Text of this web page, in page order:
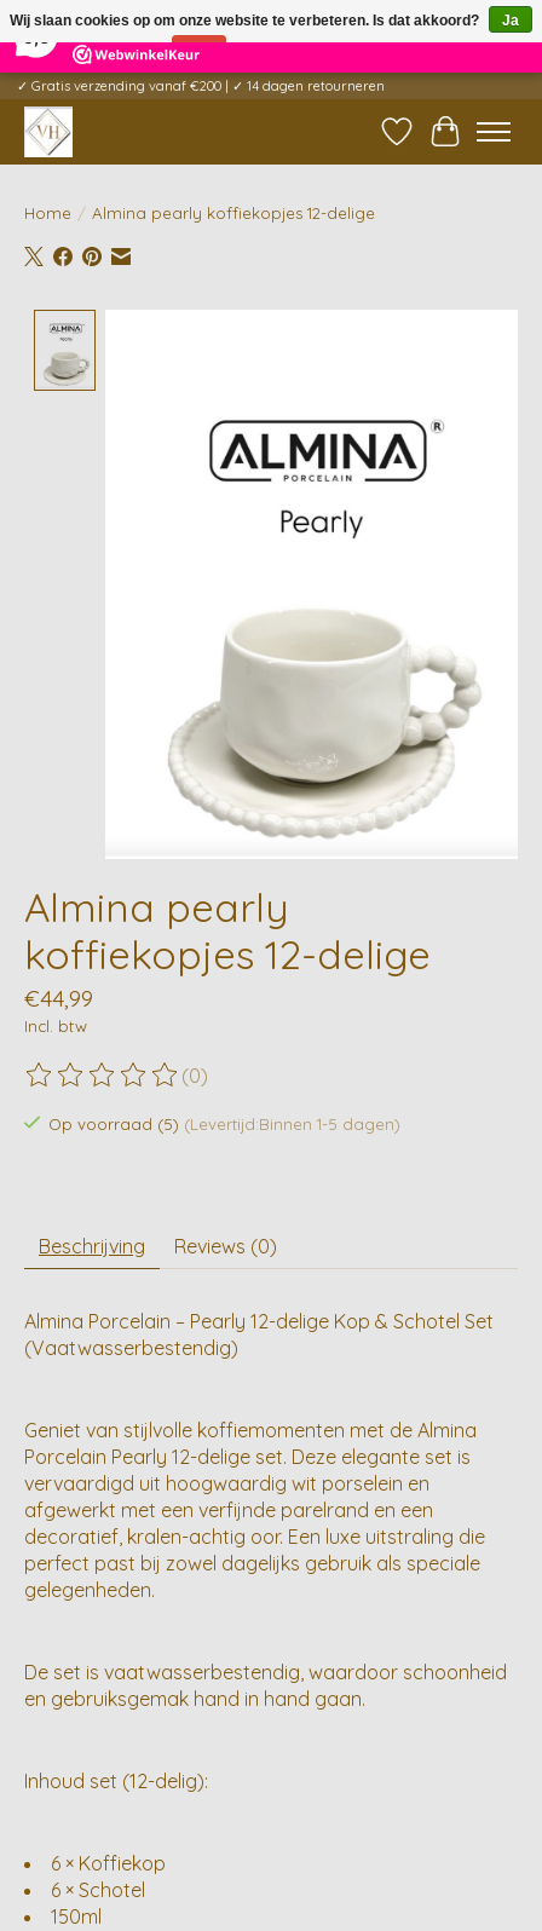
5 Reviews ×
✓ Gratis verzending vanaf €200 | ✓ 14 dagen retourneren
Verlanglijst
Home / Almina pearly koffiekopjes 12-delige
Almina pearly
koffiekopjes 12-delige
€44,99
Incl. btw
De beoordeling van dit product is
(0)
Op voorraad (5) (Levertijd:Binnen 1-5 dagen)
Beschrijving Reviews (0)
Almina Porcelain – Pearly 12-delige Kop & Schotel Set
(Vaatwasserbestendig)
Geniet van stijlvolle koffiemomenten met de Almina
Porcelain Pearly 12-delige set. Deze elegante set is
vervaardigd uit hoogwaardig wit porselein en
afgewerkt met een verfijnde parelrand en een
decoratief, kralen-achtig oor. Een luxe uitstraling die
perfect past bij zowel dagelijks gebruik als speciale
gelegenheden.
De set is vaatwasserbestendig, waardoor schoonheid
en gebruiksgemak hand in hand gaan.
Inhoud set (12-delig):
6 × Koffiekop
6 × Schotel
150ml
Wij slaan cookies op om onze website te verbeteren. Is dat akkoord?
Ja
Nee